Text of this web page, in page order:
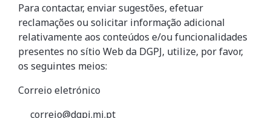
Para contactar, enviar sugestões, efetuar
reclamações ou solicitar informação adicional
relativamente aos conteúdos e/ou funcionalidades
presentes no sítio Web da DGPJ, utilize, por favor,
os seguintes meios:
Correio eletrónico
correio@dgpj.mj.pt